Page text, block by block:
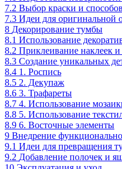
7.2 Выбор краски и
7.3 Идеи для оригинальной
8 Декорирование тумбы
8.1 Использование
8.2 Приклеивание наклеек и
8.3 Создание уникальных
8.4 1. Роспись
8.5 2. Декупаж
8.6 3. Трафареты
8.7 4. Использование
8.8 5. Использование
8.9 6. Восточные элементы
9 Внедрение
9.1 Идеи для превращения
9.2 Добавление полочек и